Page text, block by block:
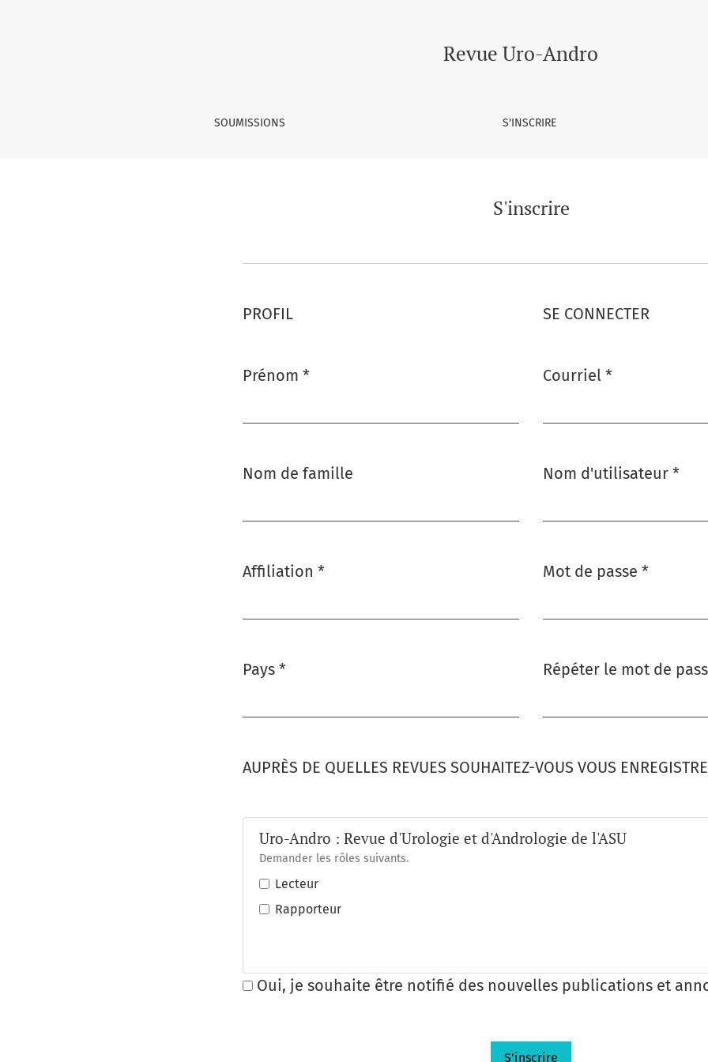
Revue Uro-Andro
SOUMISSIONS S'INSCRIRE
S'inscrire
PROFIL
Prénom *
Nom de famille
Affiliation *
Pays *
SE CONNECTER
Courriel *
Nom d'utilisateur *
Mot de passe *
Répéter le mot de
AUPRÈS DE QUELLES REVUES SOUHAITEZ-VOUS VOUS
Uro-Andro : Revue d'Urologie et d'Andrologie de l'ASU
Demander les rôles suivants.
Lecteur
Rapporteur
Oui, je souhaite être notifié des nouvelles publications et
S'inscrire